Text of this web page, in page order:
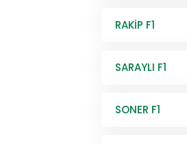
RAKİP F1
SARAYLI F1
SONER F1